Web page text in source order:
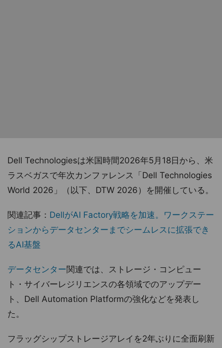
Dell Technologiesは米国時間2026年5月18日から、米
ラスベガスで年次カンファレンス「Dell Technologies
World 2026」（以下、DTW 2026）を開催している。
関連記事： DellがAI Factory戦略を加速。ワークステー
ションからデータセンターまでシームレスに拡張でき
るAI基盤
データセンター関連では、ストレージ・コンピュー
ト・サイバーレジリエンスの各領域でのアップデー
ト、Dell Automation Platformの強化などを発表し
た。
フラッグシップストレージアレイを2年ぶりに全面刷新